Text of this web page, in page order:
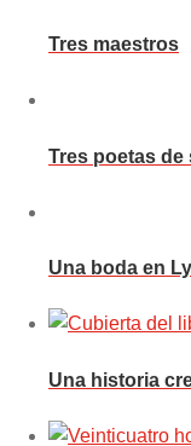
Tres maestros
Tres poetas de
Una boda en
Una historia